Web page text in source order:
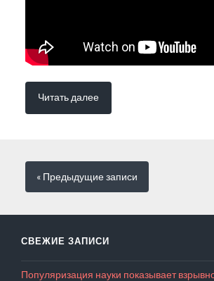
Читать далее
« Предыдущиезаписи
СВЕЖИЕ ЗАПИСИ
Популяризация науки показывает